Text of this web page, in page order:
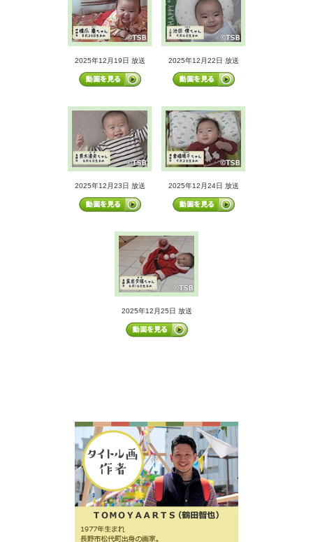
2025年12月19日 放送 2025年12月22日 放送
2025年12月23日 放送 2025年12月24日 放送
2025年12月25日 放送